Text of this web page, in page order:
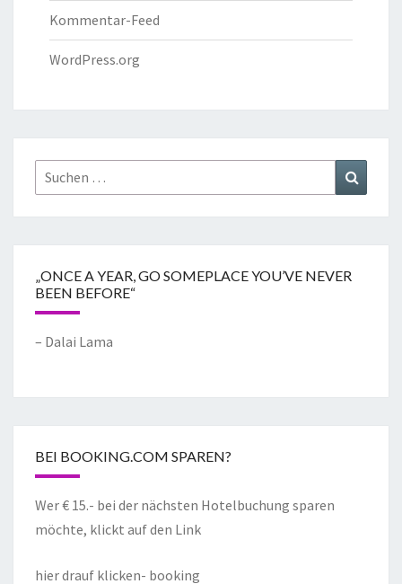
Kommentar-Feed
WordPress.org
„ONCE A YEAR, GO SOMEPLACE YOU’VE NEVER
BEEN BEFORE“
– Dalai Lama
BEI BOOKING.COM SPAREN?
Wer € 15.- bei der nächsten Hotelbuchung sparen
möchte, klickt auf den Link
hier drauf klicken- booking